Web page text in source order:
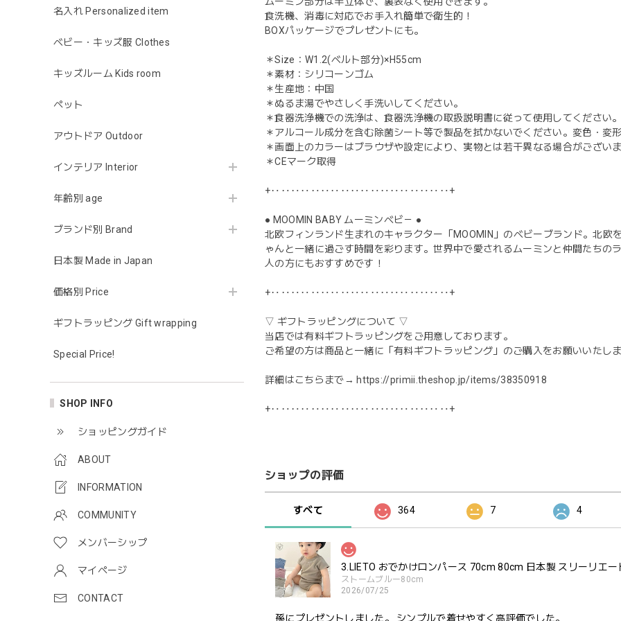
名入れ Personalized item
ベビー・キッズ服 Clothes
キッズルーム Kids room
ペット
アウトドア Outdoor
インテリア Interior
年齢別 age
ブランド別 Brand
日本製 Made in Japan
価格別 Price
ギフトラッピング Gift wrapping
Special Price!
SHOP INFO
ショッピングガイド
ABOUT
INFORMATION
COMMUNITY
メンバーシップ
マイページ
CONTACT
食洗機、消毒に対応でお手入れ簡単で衛生的！
BOXパッケージでプレゼントにも。
＊Size：W1.2(ベルト部分)×H55cm
＊素材：シリコーンゴム
＊生産地：中国
＊ぬるま湯でやさしく手洗いしてください。
＊食器洗浄機での洗浄は、食器洗浄機の取扱説明書に従って使用してください。
＊アルコール成分を含む除菌シート等で製品を拭かないでください。変色・変
＊画面上のカラーはブラウザや設定により、実物とは若干異なる場合がございま
＊CEマーク取得
+‥‥‥‥‥‥‥‥‥‥‥‥‥‥‥‥‥‥+
● MOOMIN BABY ムーミンべビ－ ●
北欧フィンランド生まれのキャラクター「MOOMIN」のベビーブランド。北欧
ゃんと一緒に過ごす時間を彩ります。世界中で愛されるムーミンと仲間たちの
人の方にもおすすめです！
+‥‥‥‥‥‥‥‥‥‥‥‥‥‥‥‥‥‥+
▽ ギフトラッピングについて ▽
当店では有料ギフトラッピングをご用意しております。
ご希望の方は商品と一緒に「有料ギフトラッピング」のご購入をお願いいたしま
詳細はこちらまで→ https://primii.theshop.jp/items/38350918
+‥‥‥‥‥‥‥‥‥‥‥‥‥‥‥‥‥‥+
ショップの評価
すべて 364 7 4
3.LIETO おでかけロンパース 70cm 80cm 日本製 スリーリエー
ストームブルー80cm
2026/07/25
孫にプレゼントしました。 シンプルで着せやすく高評価でした。